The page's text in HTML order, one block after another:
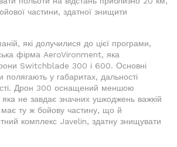
частини, здатної знищити
які долучилися до цієї програми,
фірма AeroVironment, яка
Switchblade 300 і 600. Основні
полягають у габаритах, дальності
Дрон 300 оснащений меншою
не завдає значних ушкоджень важкій
має ту ж бойову частину, що й
комплекс Javelin, здатну знищувати